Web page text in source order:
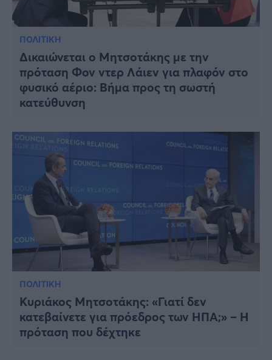
ΠΟΛΙΤΙΚΗ
Δικαιώνεται ο Μητσοτάκης με την
πρόταση Φον ντερ Λάιεν για πλαφόν στο
φυσικό αέριο: Βήμα προς τη σωστή
κατεύθυνση
ΠΟΛΙΤΙΚΗ
Κυριάκος Μητσοτάκης: «Γιατί δεν
κατεβαίνετε για πρόεδρος των ΗΠΑ;» – Η
πρόταση που δέχτηκε